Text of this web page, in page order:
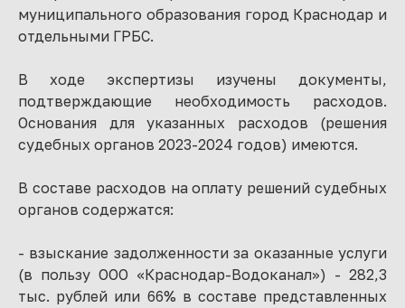
муниципального образования город Краснодар и
отдельными ГРБС.
В ходе экспертизы изучены документы,
подтверждающие необходимость расходов.
Основания для указанных расходов (решения
судебных органов 2023-2024 годов) имеются.
В составе расходов на оплату решений судебных
органов содержатся:
- взыскание задолженности за оказанные услуги
(в пользу ООО «Краснодар-Водоканал») - 282,3
тыс. рублей или 66% в составе представленных